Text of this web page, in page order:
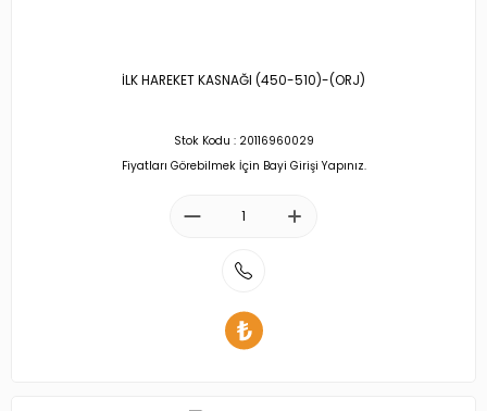
İLK HAREKET KASNAĞI (450-510)-(ORJ)
Stok Kodu : 20116960029
Fiyatları Görebilmek İçin Bayi Girişi Yapınız.